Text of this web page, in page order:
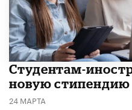
Студентам-
новую стипендию
24 МАРТА